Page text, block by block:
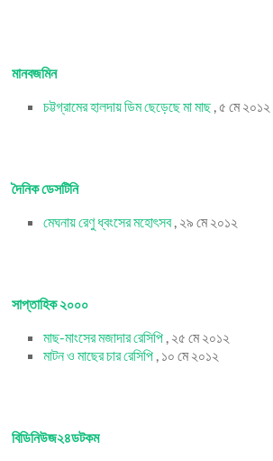
মানবজমিন
চট্টগ্রামের হালদায় ডিম ছেড়েছে মা মাছ, ৫ মে ২০১২
দৈনিক ডেসটিনি
মেঘনায় রেণু ধ্বংসের মহোৎসব, ২৯ মে ২০১২
সাপ্তাহিক ২০০০
মাছ-মাংসের মজাদার রেসিপি , ২৫ মে ২০১২
মাটন ও মাছের চার রেসিপি , ১০ মে ২০১২
বিডিনিউজ২৪ডটকম